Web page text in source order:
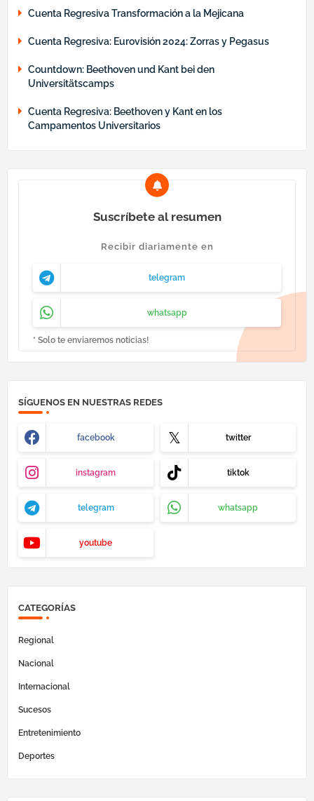
Cuenta Regresiva Transformación a la Mejicana
Cuenta Regresiva: Eurovisión 2024: Zorras y Pegasus
Countdown: Beethoven und Kant bei den
Universitätscamps
Cuenta Regresiva: Beethoven y Kant en los
Campamentos Universitarios
Suscríbete al resumen
Recibir diariamente en
telegram
whatsapp
* Solo te enviaremos noticias!
SÍGUENOS EN NUESTRAS REDES
facebook twitter
instagram tiktok
telegram whatsapp
youtube
CATEGORÍAS
Regional
Nacional
Internacional
Sucesos
Entretenimiento
Deportes